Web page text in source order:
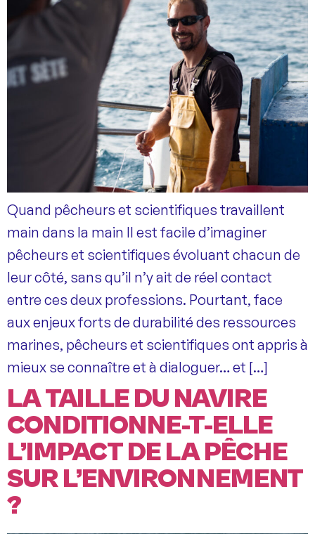
Quand pêcheurs et scientifiques travaillent
main dans la main Il est facile d’imaginer
pêcheurs et scientifiques évoluant chacun de
leur côté, sans qu’il n’y ait de réel contact
entre ces deux professions. Pourtant, face
aux enjeux forts de durabilité des ressources
marines, pêcheurs et scientifiques ont appris à
mieux se connaître et à dialoguer… et […]
LA TAILLE DU NAVIRE
CONDITIONNE-T-ELLE
L’IMPACT DE LA PÊCHE
SUR L’ENVIRONNEMENT
?